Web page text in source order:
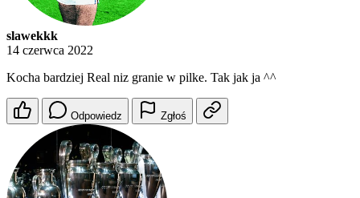
slawekkk
14 czerwca 2022
Kocha bardziej Real niz granie w pilke. Tak jak ja ^^
Odpowiedz Zgłoś